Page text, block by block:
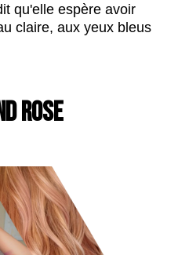
qu'elle espère avoir
claire, aux yeux bleus
ROSE